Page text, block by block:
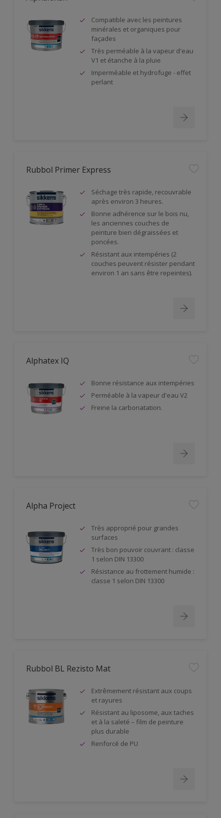
Compatible avec les peintures
minérales et organiques pour
façades
Très perméable à la vapeur d'eau
V1 et étanche à la pluie
Imperméable et hydrofuge - effet
perlant
Rubbol Primer Express
Séchage très rapide, recouvrable
après environ 3 heures.
Bonne adhérence sur le bois nu,
les anciennes couches de
peinture bien dégraissées et
poncées.
Résistant aux intempéries (2
couches peuvent résister pendant
environ 1 an sans être repeintes).
Alphatex IQ
Bonne résistance aux intempéries
Perméable à la vapeur d'eau V2
Freine la carbonatation.
Alpha Project
Très approprié pour grandes
surfaces
Très bon pouvoir couvrant : classe
1 selon DIN 13300
Résistance au frottement humide :
classe 1 selon DIN 13300
Rubbol BL Rezisto Mat
Extrêmement résistant aux coups
et rayures
Résistant au liposome, aux taches
et à la saleté – film de peinture
plus durable
Renforcé de PU